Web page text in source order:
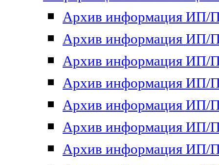
Архив информация ИП/
Архив информация ИП/
Архив информация ИП/
Архив информация ИП/
Архив информация ИП/
Архив информация ИП/
Архив информация ИП/